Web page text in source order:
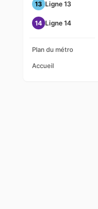
13 Ligne 13
14 Ligne 14
Plan du métro
Accueil